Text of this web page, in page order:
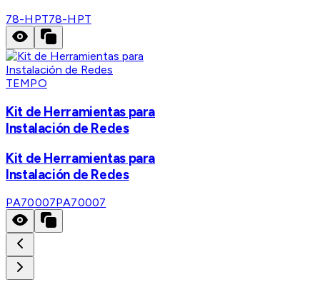
78-HPT78-HPT
TEMPO
Kit de Herramientas para
Instalación de Redes
Kit de Herramientas para
Instalación de Redes
PA70007PA70007